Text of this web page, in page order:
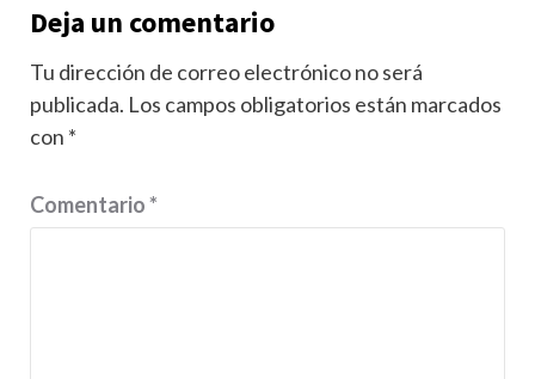
Deja un comentario
Tu dirección de correo electrónico no será
publicada. Los campos obligatorios están marcados
con *
Comentario*